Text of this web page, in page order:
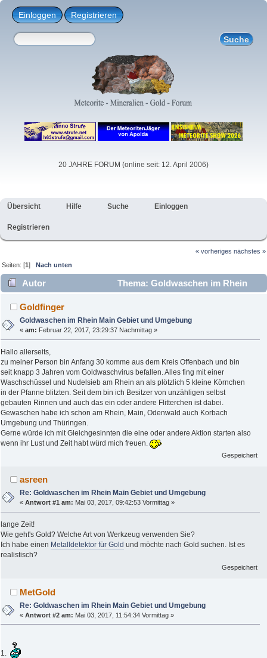
Einloggen Registrieren
20 JAHRE FORUM (online seit: 12. April 2006)
Übersicht Hilfe Suche Einloggen
Registrieren
« vorheriges nächstes »
Seiten: [1]Nach unten
Autor
Thema: Goldwaschen im Rhein
Main Gebiet und Umgebung (Gelesen 13107 mal)
Goldfinger
Goldwaschen im Rhein Main Gebiet und Umgebung
«am: Februar 22, 2017, 23:29:37 Nachmittag »
Hallo allerseits,
zu meiner Person bin Anfang 30 komme aus dem Kreis Offenbach und bin
seit knapp 3 Jahren vom Goldwaschvirus befallen. Alles fing mit einer
Waschschüssel und Nudelsieb am Rhein an als plötzlich 5 kleine Körnchen
in der Pfanne blitzten. Seit dem bin ich Besitzer von unzähligen selbst
gebauten Rinnen und auch das ein oder andere Flitterchen ist dabei.
Gewaschen habe ich schon am Rhein, Main, Odenwald auch Korbach
Umgebung und Thüringen.
Gerne würde ich mit Gleichgesinnten die eine oder andere Aktion starten also
wenn ihr Lust und Zeit habt würd mich freuen.
Gespeichert
asreen
Re: Goldwaschen im Rhein Main Gebiet und Umgebung
«Antwort #1 am: Mai 03, 2017, 09:42:53 Vormittag »
lange Zeit!
Wie geht's Gold? Welche Art von Werkzeug verwenden Sie?
Ich habe einen Metalldetektor für Gold und möchte nach Gold suchen. Ist es
realistisch?
Gespeichert
MetGold
Re: Goldwaschen im Rhein Main Gebiet und Umgebung
«Antwort #2 am: Mai 03, 2017, 11:54:34 Vormittag »
1.